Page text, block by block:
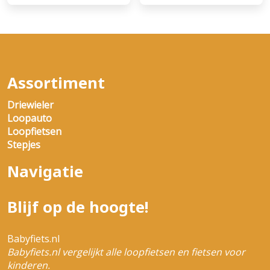
Assortiment
Driewieler
Loopauto
Loopfietsen
Stepjes
Navigatie
Blijf op de hoogte!
Babyfiets.nl
Babyfiets.nl vergelijkt alle loopfietsen en fietsen voor
kinderen.